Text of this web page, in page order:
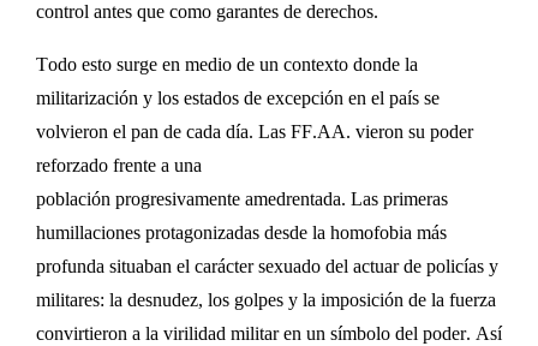
control antes que como garantes de derechos.
Todo esto surge en medio de un contexto donde la
militarización y los estados de excepción en el país se
volvieron el pan de cada día. Las FF.AA. vieron su poder
reforzado frente a una
población progresivamente amedrentada. Las primeras
humillaciones protagonizadas desde la homofobia más
profunda situaban el carácter sexuado del actuar de policías y
militares: la desnudez, los golpes y la imposición de la fuerza
convirtieron a la virilidad militar en un símbolo del poder. Así